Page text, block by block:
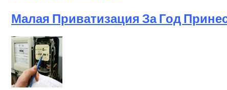
Малая Приватизация За Год